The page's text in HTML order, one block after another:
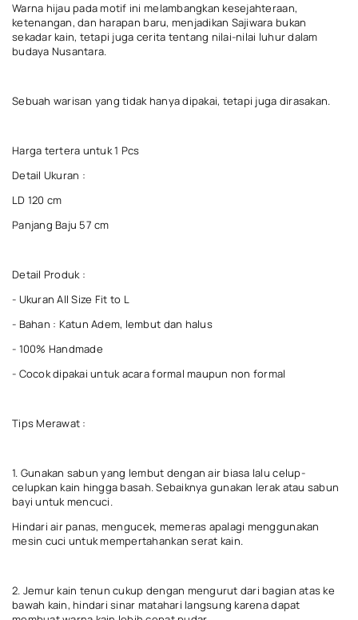
Warna hijau pada motif ini melambangkan kesejahteraan,
ketenangan, dan harapan baru, menjadikan Sajiwara bukan
sekadar kain, tetapi juga cerita tentang nilai-nilai luhur dalam
budaya Nusantara.
Sebuah warisan yang tidak hanya dipakai, tetapi juga dirasakan.
Harga tertera untuk 1 Pcs
Detail Ukuran :
LD 120 cm
Panjang Baju 57 cm
Detail Produk :
- Ukuran All Size Fit to L
- Bahan : Katun Adem, lembut dan halus
- 100% Handmade
- Cocok dipakai untuk acara formal maupun non formal
Tips Merawat :
1. Gunakan sabun yang lembut dengan air biasa lalu celup-
celupkan kain hingga basah. Sebaiknya gunakan lerak atau sabun
bayi untuk mencuci.
Hindari air panas, mengucek, memeras apalagi menggunakan
mesin cuci untuk mempertahankan serat kain.
2. Jemur kain tenun cukup dengan mengurut dari bagian atas ke
bawah kain, hindari sinar matahari langsung karena dapat